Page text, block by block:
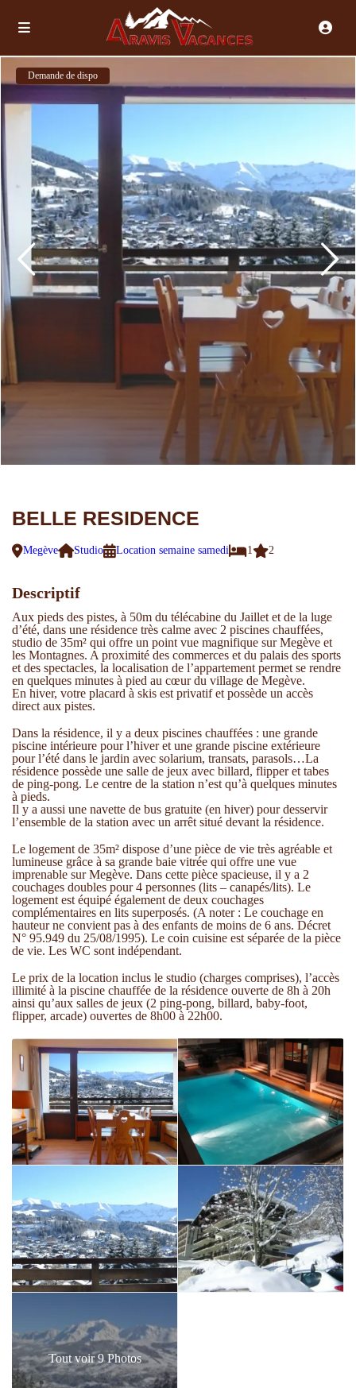
Demande de dispo
BELLE RESIDENCE
Megève Studio Location semaine samedi 1 2
Descriptif
Aux pieds des pistes, à 50m du télécabine du Jaillet et de la luge
d’été, dans une résidence très calme avec 2 piscines chauffées,
studio de 35m² qui offre un point vue magnifique sur Megève et
les Montagnes. A proximité des commerces et du palais des sports
et des spectacles, la localisation de l’appartement permet se rendre
en quelques minutes à pied au cœur du village de Megève.
En hiver, votre placard à skis est privatif et possède un accès
direct aux pistes.
Dans la résidence, il y a deux piscines chauffées : une grande
piscine intérieure pour l’hiver et une grande piscine extérieure
pour l’été dans le jardin avec solarium, transats, parasols…La
résidence possède une salle de jeux avec billard, flipper et tabes
de ping-pong. Le centre de la station n’est qu’à quelques minutes
à pieds.
Il y a aussi une navette de bus gratuite (en hiver) pour desservir
l’ensemble de la station avec un arrêt situé devant la résidence.
Le logement de 35m² dispose d’une pièce de vie très agréable et
lumineuse grâce à sa grande baie vitrée qui offre une vue
imprenable sur Megève. Dans cette pièce spacieuse, il y a 2
couchages doubles pour 4 personnes (lits – canapés/lits). Le
logement est équipé également de deux couchages
complémentaires en lits superposés. (A noter : Le couchage en
hauteur ne convient pas à des enfants de moins de 6 ans. Décret
N° 95.949 du 25/08/1995). Le coin cuisine est séparée de la pièce
de vie. Les WC sont indépendant.
Le prix de la location inclus le studio (charges comprises), l’accès
illimité à la piscine chauffée de la résidence ouverte de 8h à 20h
ainsi qu’aux salles de jeux (2 ping-pong, billard, baby-foot,
flipper, arcade) ouvertes de 8h00 à 22h00.
Tout voir 9 Photos